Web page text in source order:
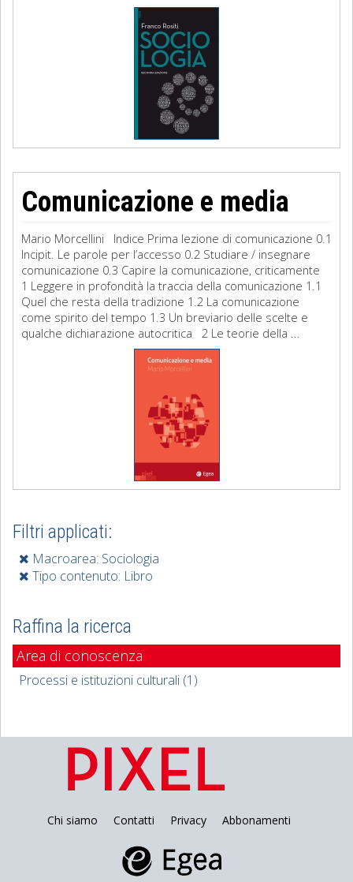
Comunicazione e media
Mario Morcellini Indice Prima lezione di comunicazione 0.1
Incipit. Le parole per l’accesso 0.2 Studiare / insegnare
comunicazione 0.3 Capire la comunicazione, criticamente
1 Leggere in profondità la traccia della comunicazione 1.1
Quel che resta della tradizione 1.2 La comunicazione
come spirito del tempo 1.3 Un breviario delle scelte e
qualche dichiarazione autocritica 2 Le teorie della ...
Filtri applicati:
Macroarea: Sociologia
Tipo contenuto: Libro
Raffina la ricerca
Area di conoscenza
Processi e istituzioni culturali (1)
Chi siamo Contatti Privacy Abbonamenti